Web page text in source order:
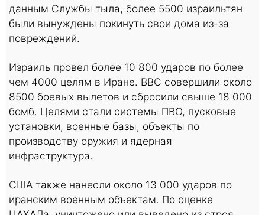
данным Службы тыла, более 5500 израильтян
были вынуждены покинуть свои дома из-за
повреждений.
Израиль провел более 10 800 ударов по более
чем 4000 целям в Иране. ВВС совершили около
8500 боевых вылетов и сбросили свыше 18 000
бомб. Целями стали системы ПВО, пусковые
установки, военные базы, объекты по
производству оружия и ядерная
инфраструктура.
США также нанесли около 13 000 ударов по
иранским военным объектам. По оценке